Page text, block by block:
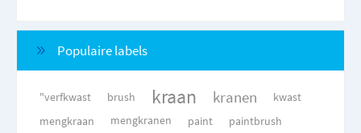
Populaire labels
"verfkwast brush kraan kranen
kwast
mengkraan
mengkranen paint
paintbrush